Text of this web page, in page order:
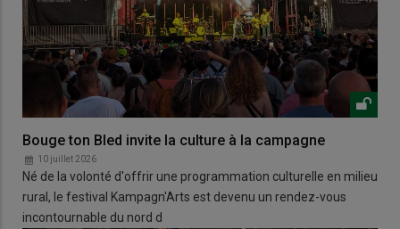
Bouge ton Bled invite la culture à la campagne
10 juillet 2026
Né de la volonté d'offrir une programmation culturelle en milieu
rural, le festival Kampagn'Arts est devenu un rendez-vous
incontournable du nord d